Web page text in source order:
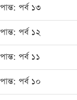
পর্ব ১৩
পর্ব ১২
পর্ব ১১
পর্ব ১০